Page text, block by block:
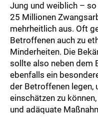
Jung und weiblich –
25 Millionen
mehrheitlich aus. Oft
Betroffenen auch zu
Minderheiten. Die
sollte also neben dem
ebenfalls ein
der Betroffenen legen,
einschätzen zu
und adäquate